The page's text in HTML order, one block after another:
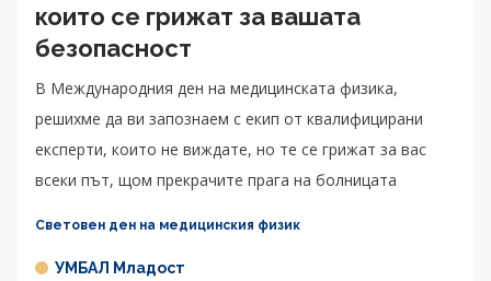
които се грижат за вашата
безопасност
В Международния ден на медицинската физика,
решихме да ви запознаем с екип от квалифицирани
експерти, които не виждате, но те се грижат за вас
всеки път, щом прекрачите прага на болницата
Световен ден на медицинския физик
УМБАЛ Младост